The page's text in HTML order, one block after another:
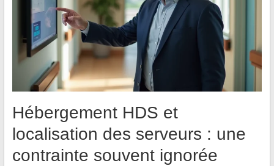
Hébergement HDS et
localisation des serveurs : une
contrainte souvent ignorée